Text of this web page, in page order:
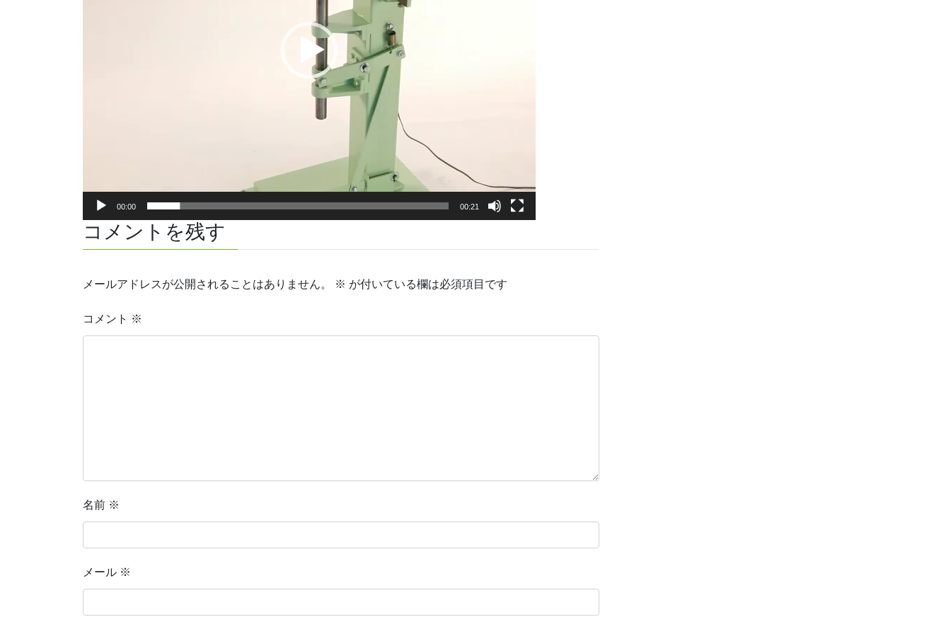
00:00 00:21
コメントを残す
メールアドレスが公開されることはありません。 ※ が付いている欄は必須項目です
コメント ※
名前 ※
メール ※